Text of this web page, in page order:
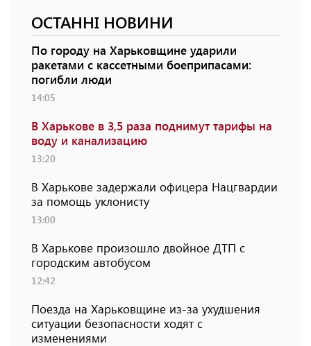
ОСТАННІ НОВИНИ
По городу на Харьковщине ударили
ракетами с кассетными боеприпасами:
погибли люди
14:05
В Харькове в 3,5 раза поднимут тарифы на
воду и канализацию
13:20
В Харькове задержали офицера Нацгвардии
за помощь уклонисту
13:00
В Харькове произошло двойное ДТП с
городским автобусом
12:42
Поезда на Харьковщине из-за ухудшения
ситуации безопасности ходят с
изменениями